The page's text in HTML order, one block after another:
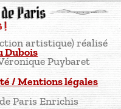
artistique) réalisé
Dubois
Puybaret
/ Mentions légales
Paris Enrichis